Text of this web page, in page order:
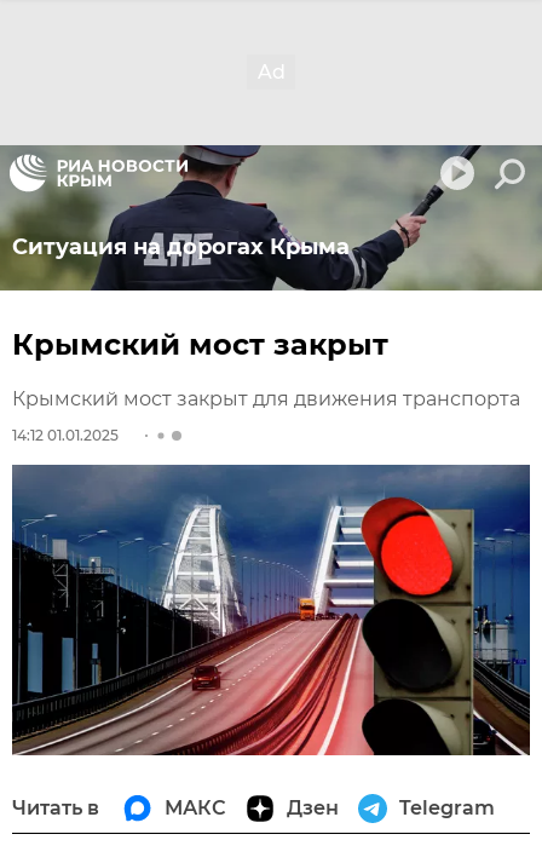
Ситуация на дорогах Крыма
Крымский мост закрыт
Крымский мост закрыт для движения транспорта
14:12 01.01.2025
Читать в МАКС Дзен Telegram